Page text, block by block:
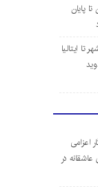
پایان
ایتالیا
اعزامی
در